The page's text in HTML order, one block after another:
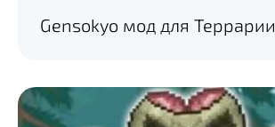
Gensokyo мод для Террарии